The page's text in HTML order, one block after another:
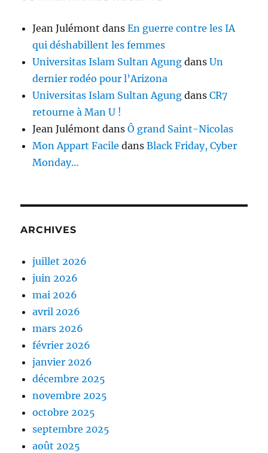
Jean Julémont dansEn guerre contre les IA
qui déshabillent les femmes
Universitas Islam Sultan Agung dansUn
dernier rodéo pour l’Arizona
Universitas Islam Sultan Agung dansCR7
retourne à Man U !
Jean Julémont dansÔ grand Saint-Nicolas
Mon Appart Facile dansBlack Friday, Cyber
Monday…
ARCHIVES
juillet 2026
juin 2026
mai 2026
avril 2026
mars 2026
février 2026
janvier 2026
décembre 2025
novembre 2025
octobre 2025
septembre 2025
août 2025